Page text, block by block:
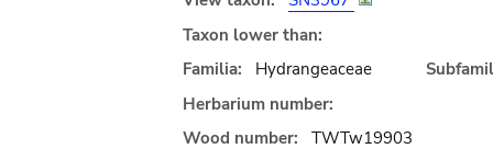
Taxon lower than:
Familia:
Hydrangeaceae
Herbarium number:
Wood number:
TWTw19903